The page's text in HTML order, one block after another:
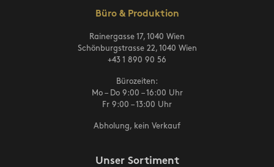
Büro & Produktion
Rainergasse 17, 1040 Wien
Schönburgstrasse 22, 1040 Wien
+43 1 890 90 56
Bürozeiten:
Mo – Do 9:00 – 16:00 Uhr
Fr 9:00 – 13:00 Uhr
Abholung, kein Verkauf
Unser Sortiment